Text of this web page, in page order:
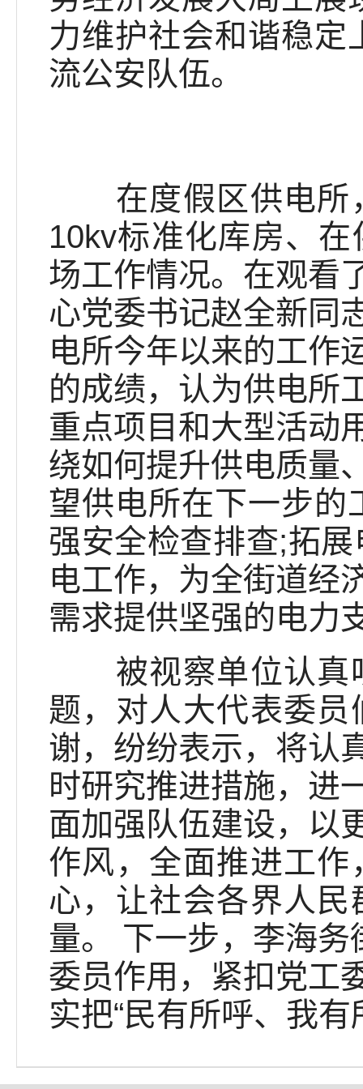
力维护社会和谐稳定
流公安队伍。
在度假区供电所，
10kv标准化库房、
场工作情况。在观看
心党委书记赵全新同
电所今年以来的工作
的成绩，认为供电所
重点项目和大型活动
绕如何提升供电质量
望供电所在下一步的
强安全检查排查;拓
电工作，为全街道经
需求提供坚强的电力
被视察单位认真听
题，对人大代表委
谢，纷纷表示，将认
时研究推进措施，进
面加强队伍建设，以
作风，全面推进工
心，让社会各界人
量。 下一步，李海务
委员作用，紧扣党工
实把“民有所呼、我有